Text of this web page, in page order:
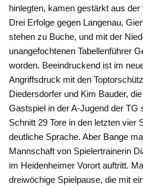
hinlegten, kamen gestärkt aus
Drei Erfolge gegen Langenau,
stehen zu Buche, und mit der
unangefochtenen Tabellenführer
worden. Beeindruckend ist im
Angriffsdruck mit den
Diedersdorfer und Kim Bauder,
Gastspiel in der A-Jugend der TG
Schnitt 29 Tore in den letzten vier
deutliche Sprache. Aber Bange
Mannschaft von Spielertrainerin
im Heidenheimer Vorort auftritt.
dreiwöchige Spielpause, die mit